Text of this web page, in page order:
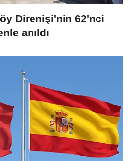
Direnişi'nin 62'nci
anıldı